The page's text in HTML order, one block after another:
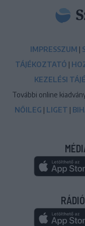
IMPRESSZUM |
TÁJÉKOZTATÓ |
KEZELÉSI
További online
NŐILEG | LIGET |